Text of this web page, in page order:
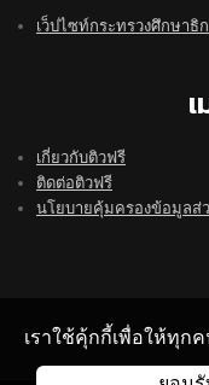
เว็ปไซท์กระทรวงศึกษาธิ
เกี่ยวกับติวฟรี
ติดต่อติวฟรี
นโยบายคุ้มครองข้อมูลส่
เราใช้คุ้กกี้เพื่อให้ทุก